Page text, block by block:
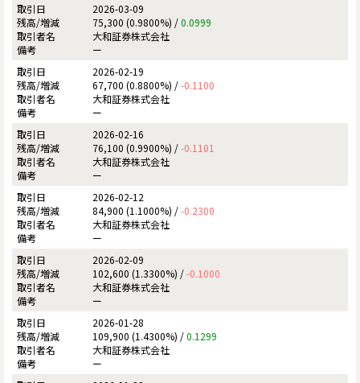
2026-03-09
75,300 (0.9800%) /0.0999
大和証券株式会社
ー
2026-02-19
67,700 (0.8800%) /-0.1100
大和証券株式会社
ー
2026-02-16
76,100 (0.9900%) /-0.1101
大和証券株式会社
ー
2026-02-12
84,900 (1.1000%) /-0.2300
大和証券株式会社
ー
2026-02-09
102,600 (1.3300%) /-0.1000
大和証券株式会社
ー
2026-01-28
109,900 (1.4300%) /0.1299
大和証券株式会社
ー